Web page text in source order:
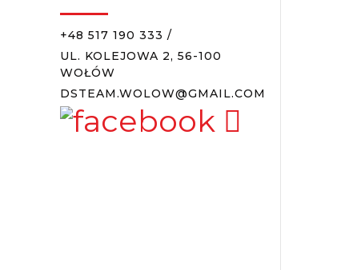
+48 517 190 333 /
UL. KOLEJOWA 2, 56-100
WOŁÓW
DSTEAM.WOLOW@GMAIL.COM